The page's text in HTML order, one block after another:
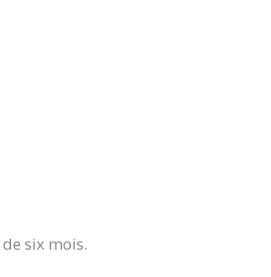
six mois.